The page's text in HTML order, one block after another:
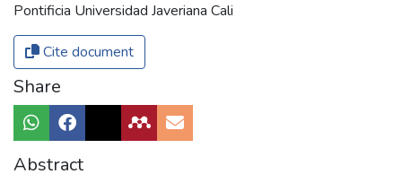
Pontificia Universidad Javeriana Cali
Cite document
Share
Abstract